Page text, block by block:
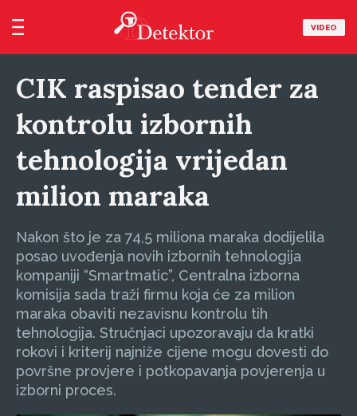
VIDEO
CIK raspisao tender za
kontrolu izbornih
tehnologija vrijedan
milion maraka
Nakon što je za 74,5 miliona maraka dodijelila
posao uvođenja novih izbornih tehnologija
kompaniji “Smartmatic”, Centralna izborna
komisija sada traži firmu koja će za milion
maraka obaviti nezavisnu kontrolu tih
tehnologija. Stručnjaci upozoravaju da kratki
rokovi i kriterij najniže cijene mogu dovesti do
površne provjere i potkopavanja povjerenja u
izborni proces.